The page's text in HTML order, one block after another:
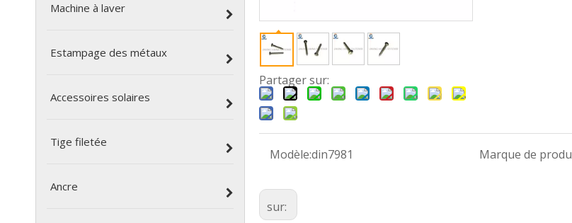
Machine à laver
Estampage des métaux
Accessoires solaires
Tige filetée
Ancre
Partager sur:
Modèle:din7981 Marque de
sur: